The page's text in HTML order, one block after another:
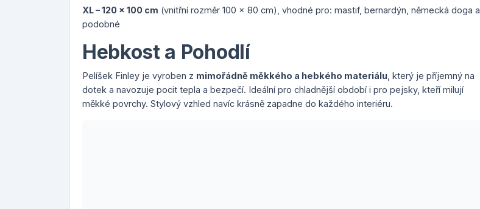
XL – 120 x 100 cm (vnitřní rozměr 100 x 80 cm), vhodné pro: mastif, bernardýn, německá doga a
podobné
Hebkost a Pohodlí
Pelíšek Finley je vyroben z mimořádně měkkého a hebkého materiálu , který je příjemný na
dotek a navozuje pocit tepla a bezpečí. Ideální pro chladnější období i pro pejsky, kteří milují
měkké povrchy. Stylový vzhled navíc krásně zapadne do každého interiéru.